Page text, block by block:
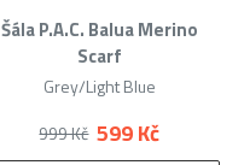
Šála P.A.C. Balua Merino
Scarf
Grey/Light Blue
599 Kč
999 Kč